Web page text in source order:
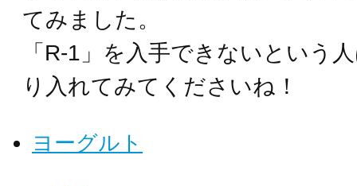
てみました。
「R-1」を入手できないという
り入れてみてくださいね！
ヨーグルト